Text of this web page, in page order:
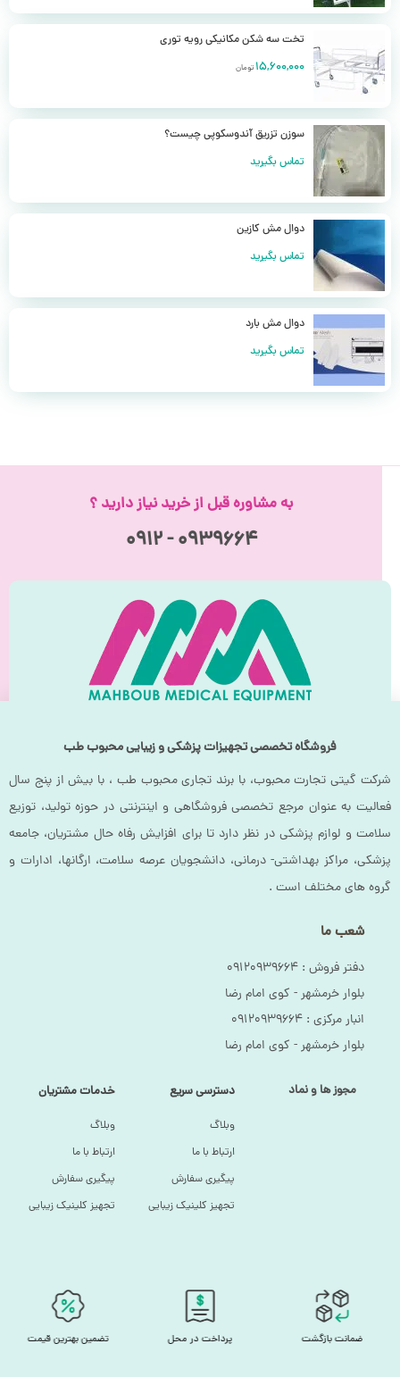
تخت سه شکن مکانیکی رویه توری
15,600,000 تومان
سوزن تزریق آندوسکوپی چیست؟
تماس بگیرید
دوال مش کازین
تماس بگیرید
دوال مش بارد
تماس بگیرید
به مشاوره قبل از خرید نیاز دارید ؟
۰۹۳۹۶۶۴ - ۰۹۱۲
فروشگاه تخصصی تجهیزات پزشکی و زیبایی محبوب طب
شرکت گیتی تجارت محبوب، با برند تجاری محبوب طب ، با بیش از پنج سال
فعالیت به عنوان مرجع تخصصی فروشگاهی و اینترنتی در حوزه تولید، توزیع
سلامت و لوازم پزشکی در نظر دارد تا برای افزایش رفاه حال مشتریان، جامعه
پزشکی، مراکز بهداشتی- درمانی، دانشجویان عرصه سلامت، ارگانها، ادارات و
گروه های مختلف است .
شعب ما
دفتر فروش :‌ ۰۹۱۲۰۹۳۹۶۶۴
بلوار خرمشهر - کوی امام رضا
انبار مرکزی :‌ ۰۹۱۲۰۹۳۹۶۶۴
بلوار خرمشهر - کوی امام رضا
مجوز ها و نماد دسترسی سریع
وبلاگ
ارتباط با ما
پیگیری سفارش
تجهیز کلینیک زیبایی
خدمات مشتریان
وبلاگ
ارتباط با ما
پیگیری سفارش
تجهیز کلینیک زیبایی
ضمانت بازگشت پرداخت در محل تضمین بهترین قیمت